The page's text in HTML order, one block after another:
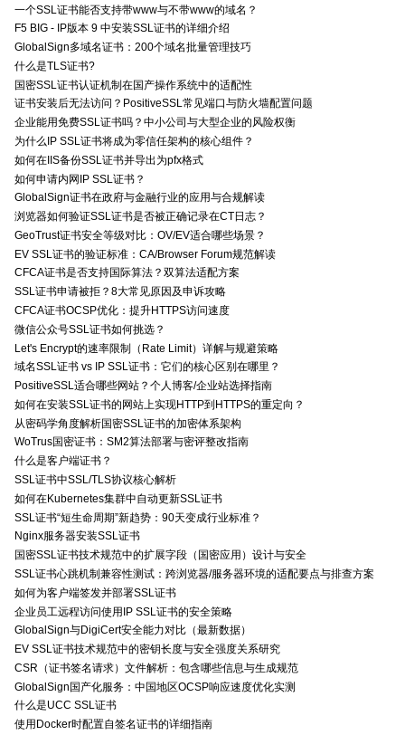
一个SSL证书能否支持带www与不带www的域名？
F5 BIG - IP版本 9 中安装SSL证书的详细介绍
GlobalSign多域名证书：200个域名批量管理技巧
什么是TLS证书?
国密SSL证书认证机制在国产操作系统中的适配性
证书安装后无法访问？PositiveSSL常见端口与防火墙配置问题
企业能用免费SSL证书吗？中小公司与大型企业的风险权衡
为什么IP SSL证书将成为零信任架构的核心组件？
如何在IIS备份SSL证书并导出为pfx格式
如何申请内网IP SSL证书？
GlobalSign证书在政府与金融行业的应用与合规解读
浏览器如何验证SSL证书是否被正确记录在CT日志？
GeoTrust证书安全等级对比：OV/EV适合哪些场景？
EV SSL证书的验证标准：CA/Browser Forum规范解读
CFCA证书是否支持国际算法？双算法适配方案
SSL证书申请被拒？8大常见原因及申诉攻略
CFCA证书OCSP优化：提升HTTPS访问速度
微信公众号SSL证书如何挑选？
Let's Encrypt的速率限制（Rate Limit）详解与规避策略
域名SSL证书 vs IP SSL证书：它们的核心区别在哪里？
PositiveSSL适合哪些网站？个人博客/企业站选择指南
如何在安装SSL证书的网站上实现HTTP到HTTPS的重定向？
从密码学角度解析国密SSL证书的加密体系架构
WoTrus国密证书：SM2算法部署与密评整改指南
什么是客户端证书？
SSL证书中SSL/TLS协议核心解析
如何在Kubernetes集群中自动更新SSL证书
SSL证书“短生命周期”新趋势：90天变成行业标准？
Nginx服务器安装SSL证书
国密SSL证书技术规范中的扩展字段（国密应用）设计与安全
SSL证书心跳机制兼容性测试：跨浏览器/服务器环境的适配要点与排查方案
如何为客户端签发并部署SSL证书
企业员工远程访问使用IP SSL证书的安全策略
GlobalSign与DigiCert安全能力对比（最新数据）
EV SSL证书技术规范中的密钥长度与安全强度关系研究
CSR（证书签名请求）文件解析：包含哪些信息与生成规范
GlobalSign国产化服务：中国地区OCSP响应速度优化实测
什么是UCC SSL证书
使用Docker时配置自签名证书的详细指南